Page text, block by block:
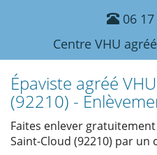
06 17
Centre VHU
Épaviste agréé
(92210) -
Faites enlever
Saint-Cloud (92210) par un